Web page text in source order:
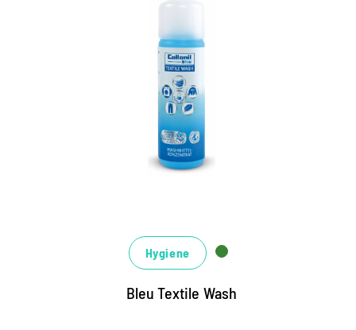
Spezielles Waschmittel für
Funktionstextilien
ökologische Tiefenreinigung auf Basis
nachwachsender Zuckertenside
Hygiene-Formel gegen unangenehme Gerüche
Hygiene
Bleu Textile Wash